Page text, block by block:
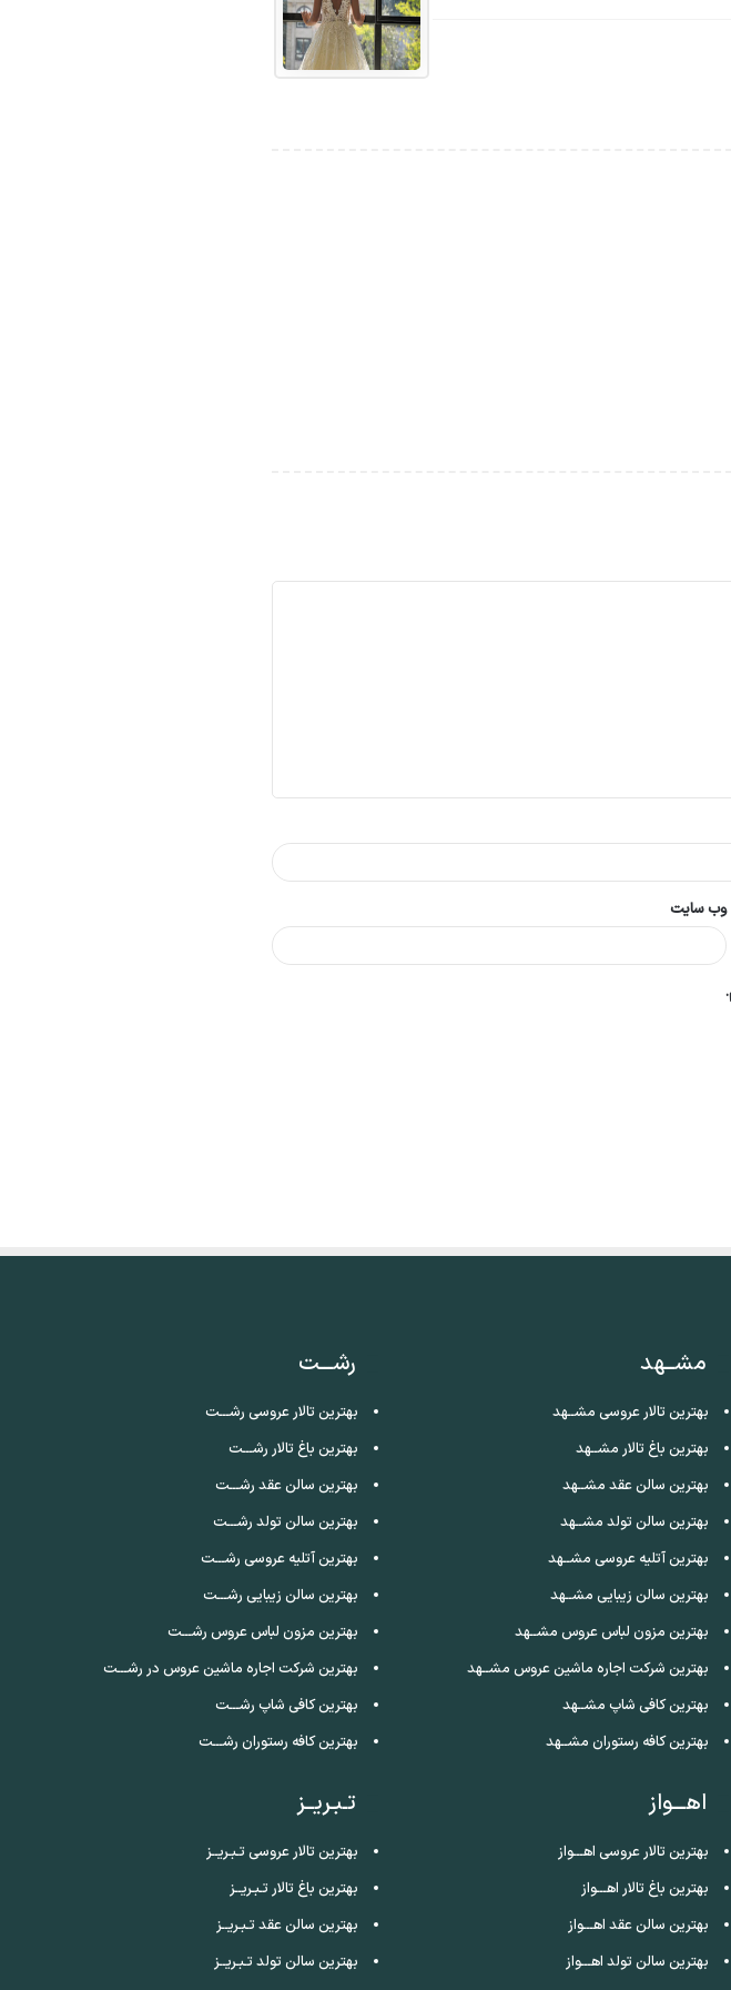
وب‌ سایت
مشــهد
بهترین تالار عروسی مشــهد
بهترین باغ تالار مشــهد
بهترین سالن عقد مشــهد
بهترین سالن تولد مشــهد
بهترین آتلیه عروسی مشــهد
بهترین سالن زیبایی مشــهد
بهترین مزون لباس عروس مشــهد
بهترین شرکت اجاره ماشین عروس مشــهد
بهترین کافی شاپ مشــهد
بهترین کافه رستوران مشــهد
اهـــواز
بهترین تالار عروسی اهـــواز
بهترین باغ تالار اهـــواز
بهترین سالن عقد اهـــواز
بهترین سالن تولد اهـــواز
رشـــت
بهترین تالار عروسی رشـــت
بهترین باغ تالار رشـــت
بهترین سالن عقد رشـــت
بهترین سالن تولد رشـــت
بهترین آتلیه عروسی رشـــت
بهترین سالن زیبایی رشـــت
بهترین مزون لباس عروس رشـــت
بهترین شرکت اجاره ماشین عروس در رشـــت
بهترین کافی شاپ رشـــت
بهترین کافه رستوران رشـــت
تـبـریــز
بهترین تالار عروسی تـبـریــز
بهترین باغ تالار تـبـریــز
بهترین سالن عقد تـبـریــز
بهترین سالن تولد تـبـریــز